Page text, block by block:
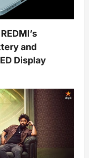
and
Display